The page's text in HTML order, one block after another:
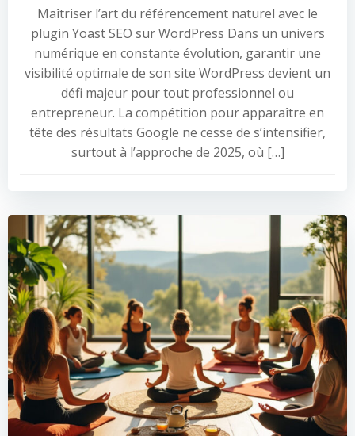
Maîtriser l’art du référencement naturel avec le
plugin Yoast SEO sur WordPress Dans un univers
numérique en constante évolution, garantir une
visibilité optimale de son site WordPress devient un
défi majeur pour tout professionnel ou
entrepreneur. La compétition pour apparaître en
tête des résultats Google ne cesse de s’intensifier,
surtout à l’approche de 2025, où […]